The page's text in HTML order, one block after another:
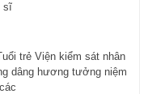
sĩ
trẻ Viện kiểm sát nhân
dâng hương tưởng niệm
các